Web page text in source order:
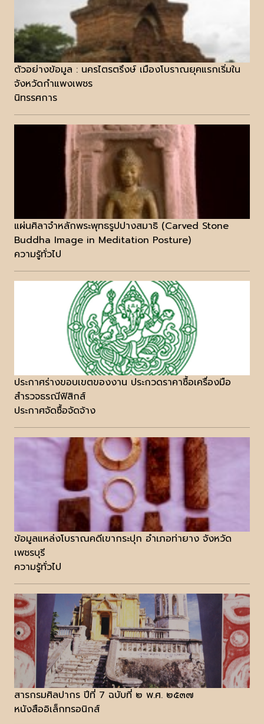
ตัวอย่างข้อมูล : นครไตรตรึงษ์ เมืองโบราณยุคแรกเริ่มใน
จังหวัดกำแพงเพชร
นิทรรศการ
แผ่นศิลาจำหลักพระพุทธรูปปางสมาธิ (Carved Stone
Buddha Image in Meditation Posture)
ความรู้ทั่วไป
ประกาศร่างขอบเขตของงาน ประกวดราคาซื้อเครื่องมือ
สำรวจธรณีฟิสิกส์
ประกาศจัดซื้อจัดจ้าง
ข้อมูลแหล่งโบราณคดีเขากระปุก อำเภอท่ายาง จังหวัด
เพชรบุรี
ความรู้ทั่วไป
สารกรมศิลปากร ปีที่ 7 ฉบับที่ ๒ พ.ศ. ๒๕๓๗
หนังสืออิเล็กทรอนิกส์